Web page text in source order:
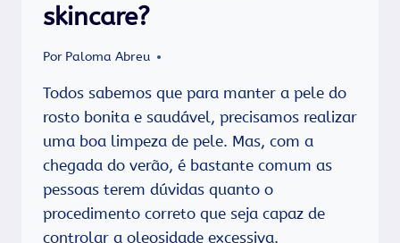
skincare?
Por Paloma Abreu
Todos sabemos que para manter a pele do
rosto bonita e saudável, precisamos realizar
uma boa limpeza de pele. Mas, com a
chegada do verão, é bastante comum as
pessoas terem dúvidas quanto o
procedimento correto que seja capaz de
controlar a oleosidade excessiva.